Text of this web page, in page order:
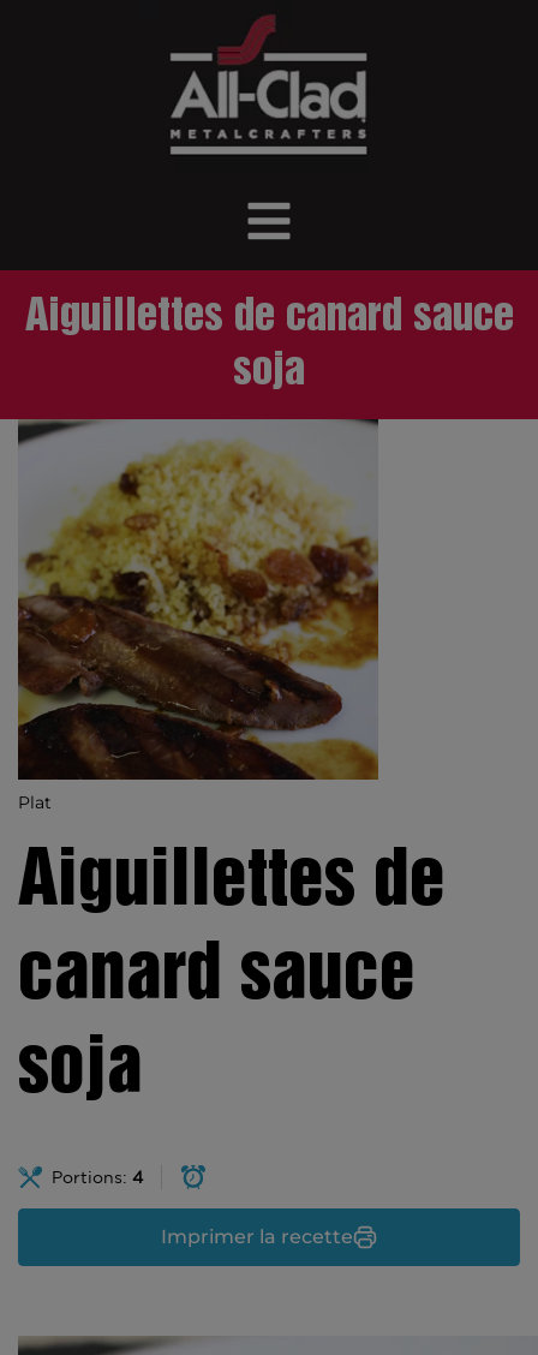
Aiguillettes de canard sauce
soja
Plat
Aiguillettes de
canard sauce
soja
Portions: 4
Imprimer la recette